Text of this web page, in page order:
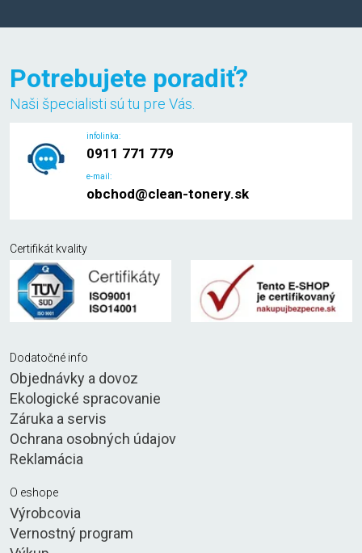
Potrebujete poradiť?
Naši špecialisti sú tu pre Vás.
infolinka:
0911 771 779
e-mail:
obchod@clean-tonery.sk
Certifikát kvality
Dodatočné info
Objednávky a dovoz
Ekologické spracovanie
Záruka a servis
Ochrana osobných údajov
Reklamácia
O eshope
Výrobcovia
Vernostný program